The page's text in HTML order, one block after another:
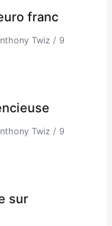
franc
Twiz/ 9
Twiz/ 9
sur